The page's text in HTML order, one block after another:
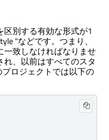
別する有効な形式が1
"などです。つまり、
一致しなければなりませ
、以前はすべてのスタ
ロジェクトでは以下の